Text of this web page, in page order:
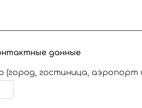
данные
(город, гостиница, аэропорт